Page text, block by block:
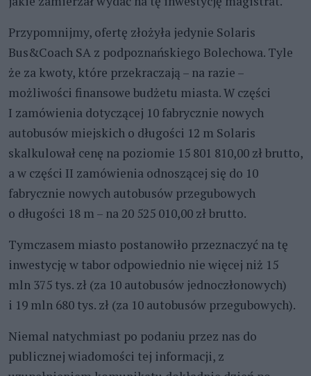
Przypomnijmy, ofertę złożyła jedynie Solaris
Bus&Coach SA z podpoznańskiego Bolechowa. Tyle
że za kwoty, które przekraczają – na razie –
możliwości finansowe budżetu miasta. W części
I zamówienia dotyczącej 10 fabrycznie nowych
autobusów miejskich o długości 12 m Solaris
skalkulował cenę na poziomie 15 801 810,00 zł brutto,
a w części II zamówienia odnoszącej się do 10
fabrycznie nowych autobusów przegubowych
o długości 18 m – na 20 525 010,00 zł brutto.
Tymczasem miasto postanowiło przeznaczyć na tę
inwestycję w tabor odpowiednio nie więcej niż 15
mln 375 tys. zł (za 10 autobusów jednoczłonowych)
i 19 mln 680 tys. zł (za 10 autobusów przegubowych).
Niemal natychmiast po podaniu przez nas do
publicznej wiadomości tej informacji, z